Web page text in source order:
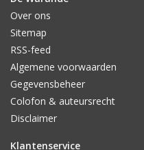
Sterke Bollen Dagen
Nieuws
Over ons
Sitemap
RSS-feed
Algemene voorwaarden
Gegevensbeheer
Colofon & auteursrecht
Disclaimer
Klantenservice